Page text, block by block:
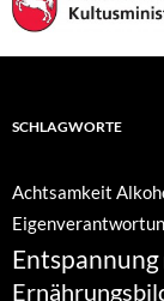
SCHLAGWORTE
Achtsamkeit
Entspannung